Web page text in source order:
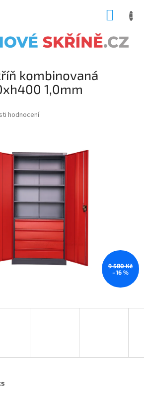
kombinovaná
1,0mm
hodnocení
9 580 Kč
–16 %